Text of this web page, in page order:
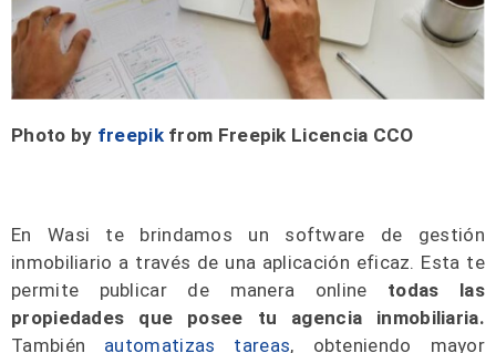
Photo by freepikfrom Freepik Licencia CCO
En Wasi te brindamos un software de gestión
inmobiliario a través de una aplicación eficaz. Esta te
permite publicar de manera online todas las
propiedades que posee tu agencia inmobiliaria.
También automatizas tareas, obteniendo mayor